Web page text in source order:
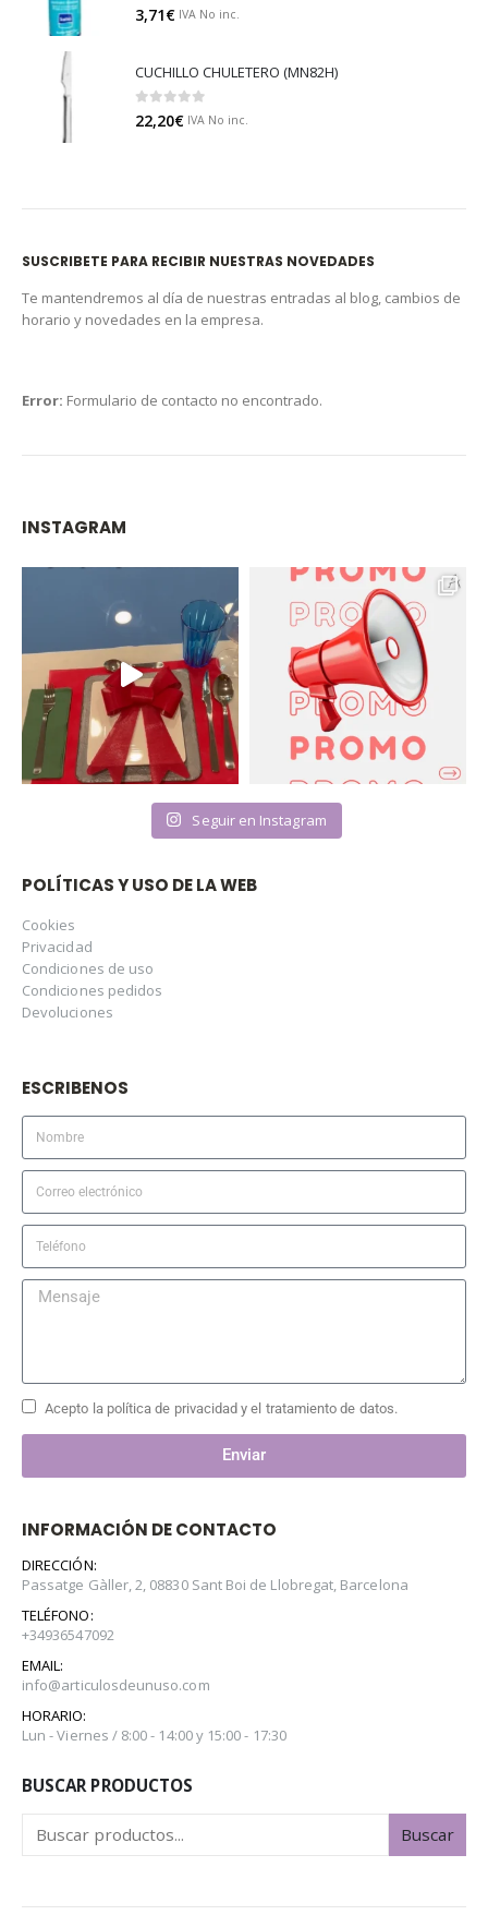
0 out of 5
3,71€ IVA No inc.
CUCHILLO CHULETERO (MN82H)
0out of 5
22,20€ IVA No inc.
SUSCRIBETE PARA RECIBIR NUESTRAS NOVEDADES
Te mantendremos al día de nuestras entradas al blog, cambios de
horario y novedades en la empresa.
Error: Formulario de contacto no encontrado.
INSTAGRAM
Seguir en Instagram
POLÍTICAS Y USO DE LA WEB
Cookies
Privacidad
Condiciones de uso
Condiciones pedidos
Devoluciones
ESCRIBENOS
Acepto la política de privacidad y el tratamiento de datos.
Enviar
INFORMACIÓN DE CONTACTO
DIRECCIÓN:
Passatge Gàller, 2, 08830 Sant Boi de Llobregat, Barcelona
TELÉFONO:
+34936547092
EMAIL:
info@articulosdeunuso.com
HORARIO:
Lun - Viernes / 8:00 - 14:00 y 15:00 - 17:30
BUSCAR PRODUCTOS
Buscar